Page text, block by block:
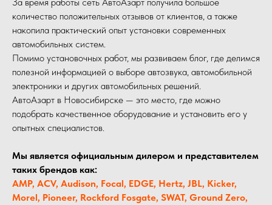
количество положительных отзывов от клиентов, а также
накопила практический опыт установки современных
автомобильных систем.
Помимо установочных работ, мы развиваем блог, где делимся
полезной информацией о выборе автозвука, автомобильной
электроники и других автомобильных решений.
АвтоАзарт в Новосибирске — это место, где можно
подобрать качественное оборудование и установить его у
опытных специалистов.
Мы является официальным дилером и представителем
таких брендов как:
AMP, ACV, Audison, Focal, EDGE, Hertz, JBL, Kicker,
Morel, Pioneer, Rockford Fosgate, SWAT, Ground Zero,